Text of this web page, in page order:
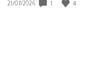
Fecha
21/07/2026 1 4